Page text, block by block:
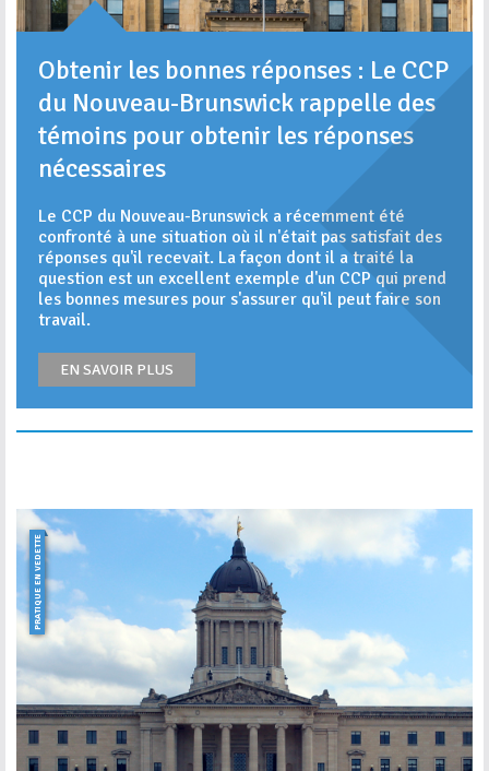
Obtenir les bonnes réponses : Le CCP
du Nouveau-Brunswick rappelle des
témoins pour obtenir les réponses
nécessaires
Le CCP du Nouveau-Brunswick a récemment été
confronté à une situation où il n'était pas satisfait des
réponses qu'il recevait. La façon dont il a traité la
question est un excellent exemple d'un CCP qui prend
les bonnes mesures pour s'assurer qu'il peut faire son
travail.
EN SAVOIR PLUS
PRATIQUE EN VEDETTE